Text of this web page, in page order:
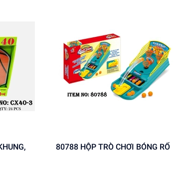
80788 HỘP TRÒ CHƠI BÓNG RỔ